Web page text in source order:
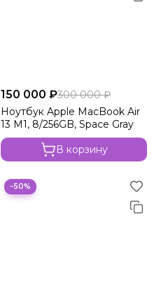
150 000 ₽300 000 ₽
Ноутбук Apple MacBook Air
13 M1, 8/256GB, Space Gray
В корзину
−50%